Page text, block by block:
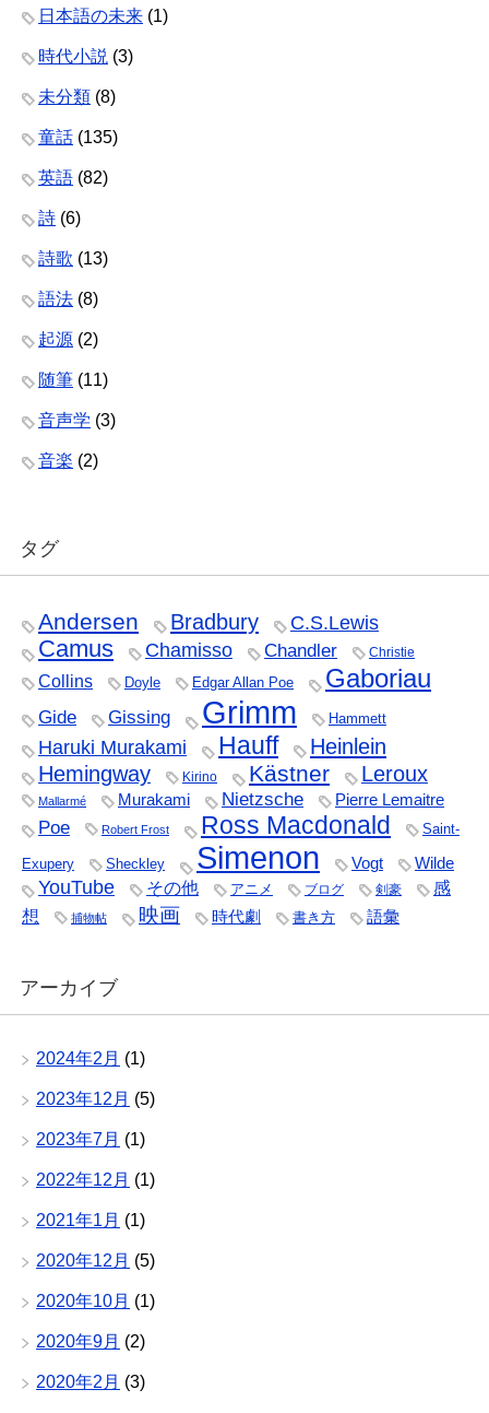
日本語の未来 (1)
時代小説 (3)
未分類 (8)
童話 (135)
英語 (82)
詩 (6)
詩歌 (13)
語法 (8)
起源 (2)
随筆 (11)
音声学 (3)
音楽 (2)
タグ
Andersen Bradbury C.S.Lewis
Camus Chamisso Chandler Christie
Collins Doyle Edgar Allan Poe Gaboriau
Gide Gissing Grimm Hammett
Haruki Murakami Hauff
Heinlein
Hemingway
Kirino Kästner Leroux
Mallarmé Murakami Nietzsche Pierre Lemaitre
Poe Robert Frost Ross Macdonald Saint-
Exupery Sheckley Simenon Vogt Wilde
YouTube その他 アニメ ブログ 剣豪
感
想
捕物帖 映画 時代劇 書き方 語彙
アーカイブ
2024年2月 (1)
2023年12月 (5)
2023年7月 (1)
2022年12月 (1)
2021年1月 (1)
2020年12月 (5)
2020年10月 (1)
2020年9月 (2)
2020年2月 (3)